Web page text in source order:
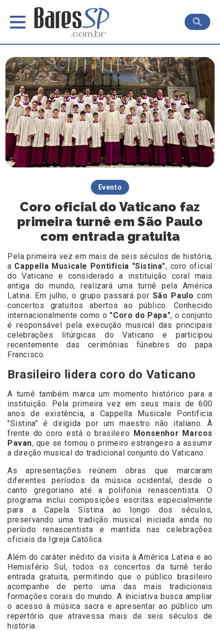
Evento
Coro oficial do Vaticano faz
primeira turnê em São Paulo
com entrada gratuita
Pela primeira vez em mais de seis séculos de história,
a Cappella Musicale Pontificia "Sistina", coro oficial
do Vaticano e considerado a instituição coral mais
antiga do mundo, realizará uma turnê pela América
Latina. Em julho, o grupo passará por São Paulo com
concertos gratuitos abertos ao público. Conhecido
internacionalmente como o "Coro do Papa", o conjunto
é responsável pela execução musical das principais
celebrações litúrgicas do Vaticano e participou
recentemente das cerimônias fúnebres do papa
Francisco.
Brasileiro lidera coro do Vaticano
A turnê também marca um momento histórico para a
instituição. Pela primeira vez em seus mais de 600
anos de existência, a Cappella Musicale Pontificia
"Sistina" é dirigida por um maestro não italiano. À
frente do coro está o brasileiro Monsenhor Marcos
Pavan, que se tornou o primeiro estrangeiro a assumir
a direção musical do tradicional conjunto do Vaticano.
As apresentações reúnem obras que marcaram
diferentes períodos da música ocidental, desde o
canto gregoriano até a polifonia renascentista. O
programa inclui composições escritas especialmente
para a Capela Sistina ao longo dos séculos,
preservando uma tradição musical iniciada ainda no
período renascentista e mantida nas celebrações
oficiais da Igreja Católica.
Além do caráter inédito da visita à América Latina e ao
Hemisfério Sul, todos os concertos da turnê terão
entrada gratuita, permitindo que o público brasileiro
acompanhe de perto uma das mais tradicionais
formações corais do mundo. A iniciativa busca ampliar
o acesso à música sacra e apresentar ao público um
repertório que atravessa mais de seis séculos de
história.